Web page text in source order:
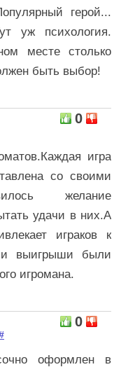
герой...
уж психология.
месте столько
быть выбор!
0
игра
со своими
желание
удачи в них.А
играков к
выигрыши были
игромана.
0
оформлен в